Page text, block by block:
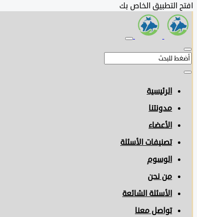
افتح التطبيق الخاص بك
الرئيسية
مدونتنا
الأعضاء
تصنيفات الأسئلة
الوسوم
من نحن
الأسئلة الشائعة
تواصل معنا